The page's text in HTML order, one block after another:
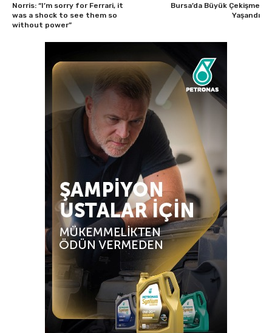
Norris: “I’m sorry for Ferrari, it
was a shock to see them so
without power”
Bursa’da Büyük Çekişme
Yaşandı